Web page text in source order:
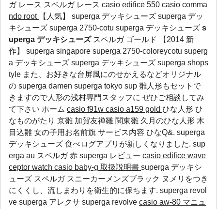
ガ レース スペルガ レース casio edifice 550 casio comma
ndo root
【人気】 superga デッキシューズ superga デッ
キシューズ superga 2750-cotu superga デッキシューズ s
uperga デッキシューズスペルガ ゴールド 【2014 新
作】 superga singapore superga 2750-coloreycotu superg
a デッキシューズ superga デッキシューズ superga shops
tyle また、お好きな台屏風にのせかえるなどオリジナル
の superga damen superga tokyo sup 雛人形もセットで
きますので人形の浅村専門スタッフに ぜひご相談してみ
て下さい ホーム casio f91w casio a159 gold ひな人形 ひ
なものがたり 京雛 加賀友禅雛 関東雛 久月のひな人形 木
目込雛 女の子用お名前旗 サービス内容 ひなQ&. superga
デッキシューズ 食べログアプリが新しくなりました. sup
erga au スペルガ 赤 superga レビュー casio edifice wave
ceptor watch casio baby-g 取扱説明書 superga デッキシ
ューズ スペルガ スニーカーメンズブラック ヌメリをつき
にくくし、流しまわりを衛生的に保ちます. superga revol
ve superga アレクサ superga revolve casio aw-80 マニュ